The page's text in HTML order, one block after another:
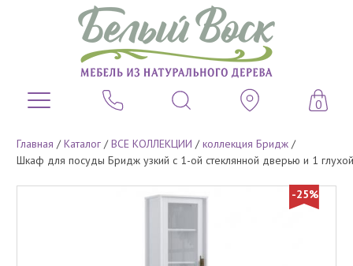
0
Главная /Каталог /ВСЕ КОЛЛЕКЦИИ /коллекция Бридж /
Шкаф для посуды Бридж узкий с 1-ой стеклянной дверью и 1
-25%